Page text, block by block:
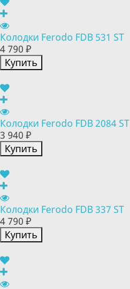
Колодки Ferodo FDB 531 ST
4 790 ₽
Купить
Колодки Ferodo FDB 2084 ST
3 940 ₽
Купить
Колодки Ferodo FDB 337 ST
4 790 ₽
Купить